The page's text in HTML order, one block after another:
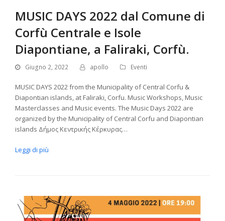
MUSIC DAYS 2022 dal Comune di
Corfù Centrale e Isole
Diapontiane, a Faliraki, Corfù.
Giugno 2, 2022 apollo Eventi
MUSIC DAYS 2022 from the Municipality of Central Corfu &
Diapontian islands, at Faliraki, Corfu. Music Workshops, Music
Masterclasses and Music events. The Music Days 2022 are
organized by the Municipality of Central Corfu and Diapontian
islands Δήμος Κεντρικής Κέρκυρας…
Leggi di più